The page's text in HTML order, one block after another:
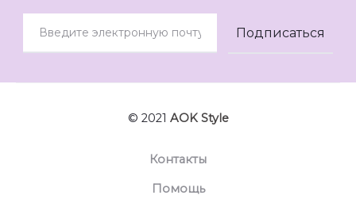
© 2021 AOK Style
Контакты
Помощь